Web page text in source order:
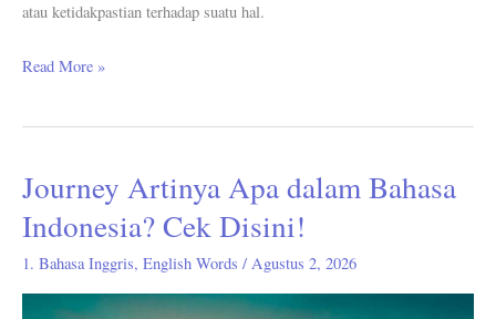
atau ketidakpastian terhadap suatu hal.
Read More »
Journey Artinya Apa dalam Bahasa
Indonesia? Cek Disini!
1. Bahasa Inggris, English Words / Agustus 2, 2026
Journey
Apa
dalam